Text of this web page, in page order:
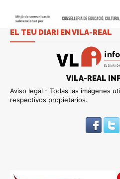
EL TEU DIARI EN VILA-REAL
VILA-REAL
Aviso legal - Todas las imágenes
respectivos propietarios.